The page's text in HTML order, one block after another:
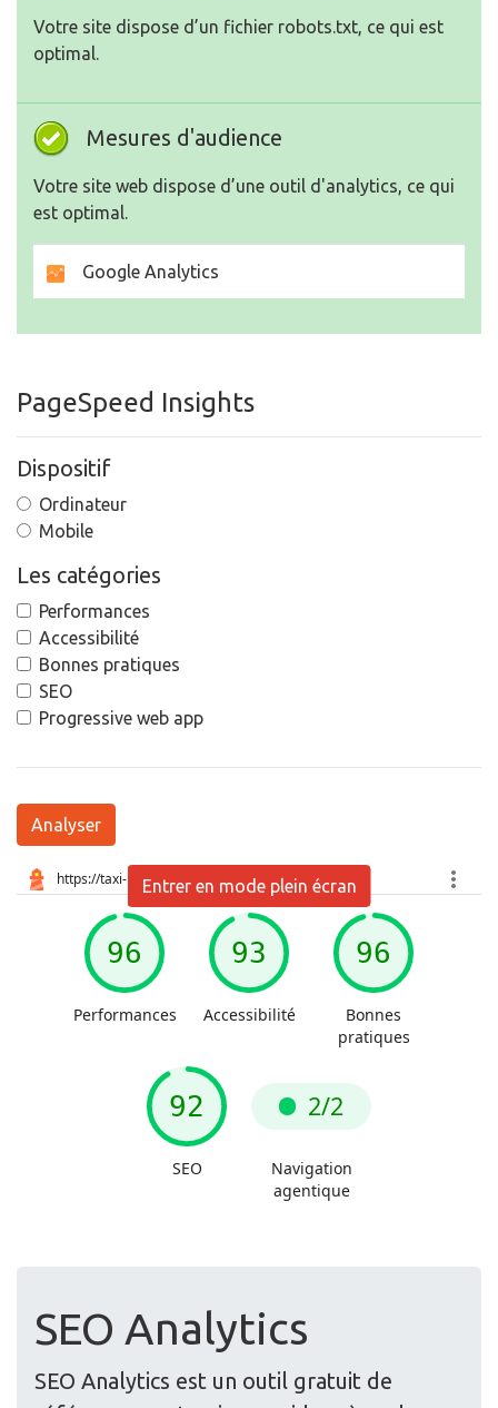
Votre site dispose d’un fichier robots.txt, ce qui est
optimal.
Mesures d'audience
Votre site web dispose d’une outil d'analytics, ce qui
est optimal.
Google Analytics
PageSpeed Insights
Dispositif
Ordinateur
Mobile
Les catégories
Performances
Accessibilité
Bonnes pratiques
SEO
Progressive web app
Analyser
Entrer en mode plein écran
SEO Analytics
SEO Analytics est un outil gratuit de